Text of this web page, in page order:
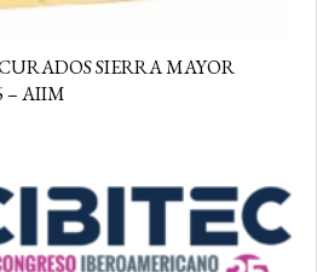
SIERRA MAYOR
– AIIM